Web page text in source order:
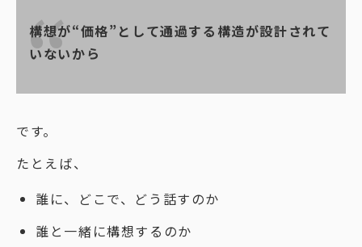
構想が“価格”として通過する構造が設計されて
いないから
です。
たとえば、
誰に、どこで、どう話すのか
誰と一緒に構想するのか